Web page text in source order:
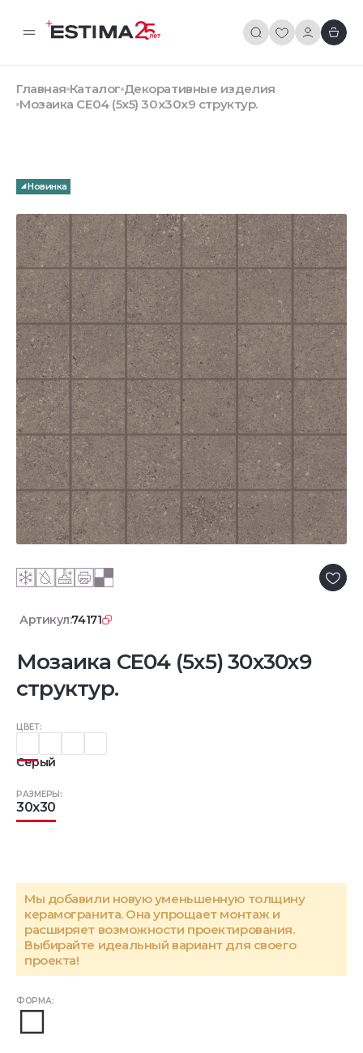
Главная Каталог Декоративные изделия
Мозаика CE04 (5x5) 30x30x9 структур.
Новинка
Артикул:74171
Мозаика CE04 (5x5) 30x30x9
структур.
ЦВЕТ:
Серый
ФОРМА:
РАЗМЕРЫ:
30x30
Мы добавили новую уменьшенную толщину
керамогранита. Она упрощает монтаж и
расширяет возможности проектирования.
Выбирайте идеальный вариант для своего
проекта!